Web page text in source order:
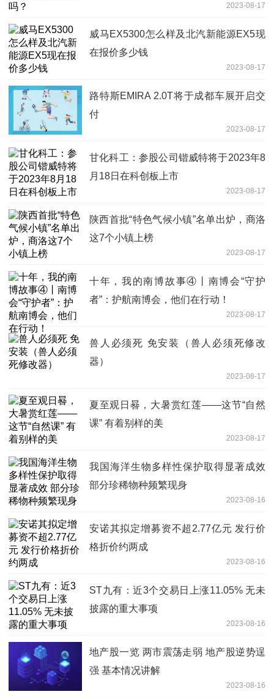
2023-08-17
威马EX5300怎么样及北汽新能源EX5现
在报价多少钱
2023-08-17
路特斯EMIRA 2.0T将于成都车展开启交
付
2023-08-17
甘化科工：参股公司锴威特将于2023年8
月18日在科创板上市
2023-08-17
陕西首批“特色气候小镇”名单出炉，商洛
这7个小镇上榜
2023-08-17
十年，我的南博故事④丨南博会“守护
者”：护航南博会，他们在行动！
2023-08-17
兽人必须死 免安装（兽人必须死修改
器）
2023-08-17
夏至观日晷，大暑赏红莲——这节“自然
课” 有着别样的美
2023-08-17
我国海洋生物多样性保护取得显著成效
部分珍稀物种频繁现身
2023-08-16
安诺其拟定增募资不超2.77亿元 发行价
格折价约两成
2023-08-16
ST九有：近3个交易日上涨11.05% 无未
披露的重大事项
2023-08-16
地产股一览 两市震荡走弱 地产股逆势逞
强 基本情况讲解
2023-08-16